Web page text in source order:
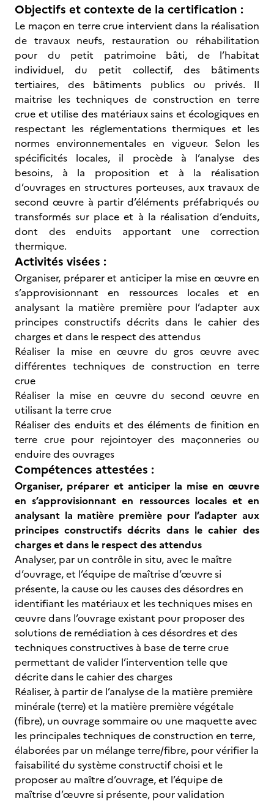
Objectifs et contexte de la certification :
Le maçon en terre crue intervient dans la réalisation
de travaux neufs, restauration ou réhabilitation
pour du petit patrimoine bâti, de l’habitat
individuel, du petit collectif, des bâtiments
tertiaires, des bâtiments publics ou privés. Il
maitrise les techniques de construction en terre
crue et utilise des matériaux sains et écologiques en
respectant les réglementations thermiques et les
normes environnementales en vigueur. Selon les
spécificités locales, il procède à l’analyse des
besoins, à la proposition et à la réalisation
d’ouvrages en structures porteuses, aux travaux de
second œuvre à partir d’éléments préfabriqués ou
transformés sur place et à la réalisation d’enduits,
dont des enduits apportant une correction
thermique.
Activités visées :
Organiser, préparer et anticiper la mise en œuvre en
s’approvisionnant en ressources locales et en
analysant la matière première pour l’adapter aux
principes constructifs décrits dans le cahier des
charges et dans le respect des attendus
Réaliser la mise en œuvre du gros œuvre avec
différentes techniques de construction en terre
crue
Réaliser la mise en œuvre du second œuvre en
utilisant la terre crue
Réaliser des enduits et des éléments de finition en
terre crue pour rejointoyer des maçonneries ou
enduire des ouvrages
Compétences attestées :
Organiser, préparer et anticiper la mise en œuvre
en s’approvisionnant en ressources locales et en
analysant la matière première pour l’adapter aux
principes constructifs décrits dans le cahier des
charges et dans le respect des attendus
Analyser, par un contrôle in situ, avec le maître
d’ouvrage, et l’équipe de maîtrise d’œuvre si
présente, la cause ou les causes des désordres en
identifiant les matériaux et les techniques mises en
œuvre dans l’ouvrage existant pour proposer des
solutions de remédiation à ces désordres et des
techniques constructives à base de terre crue
permettant de valider l’intervention telle que
décrite dans le cahier des charges
Réaliser, à partir de l’analyse de la matière première
minérale (terre) et la matière première végétale
(fibre), un ouvrage sommaire ou une maquette avec
les principales techniques de construction en terre,
élaborées par un mélange terre/fibre, pour vérifier la
faisabilité du système constructif choisi et le
proposer au maître d’ouvrage, et l’équipe de
maîtrise d’œuvre si présente, pour validation